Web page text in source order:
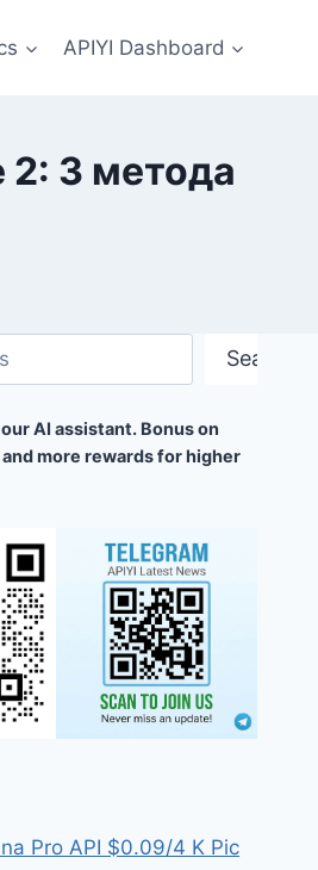
APIYI Dashboard
2: 3 метода
Search
AI assistant. Bonus on
more rewards for higher
Pro API $0.09/4 K Pic